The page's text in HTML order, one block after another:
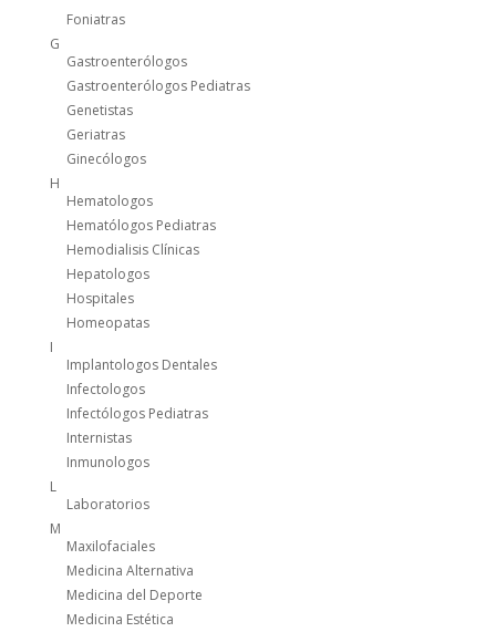
Foniatras
G
Gastroenterólogos
Gastroenterólogos Pediatras
Genetistas
Geriatras
Ginecólogos
H
Hematologos
Hematólogos Pediatras
Hemodialisis Clínicas
Hepatologos
Hospitales
Homeopatas
I
Implantologos Dentales
Infectologos
Infectólogos Pediatras
Internistas
Inmunologos
L
Laboratorios
M
Maxilofaciales
Medicina Alternativa
Medicina del Deporte
Medicina Estética